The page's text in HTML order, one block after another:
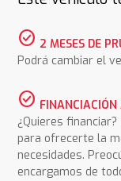
check_circle 2 MESES DE
Podrá cambiar el
check_circle
¿Quieres
para ofrecerte la
necesidades.
encargamos de